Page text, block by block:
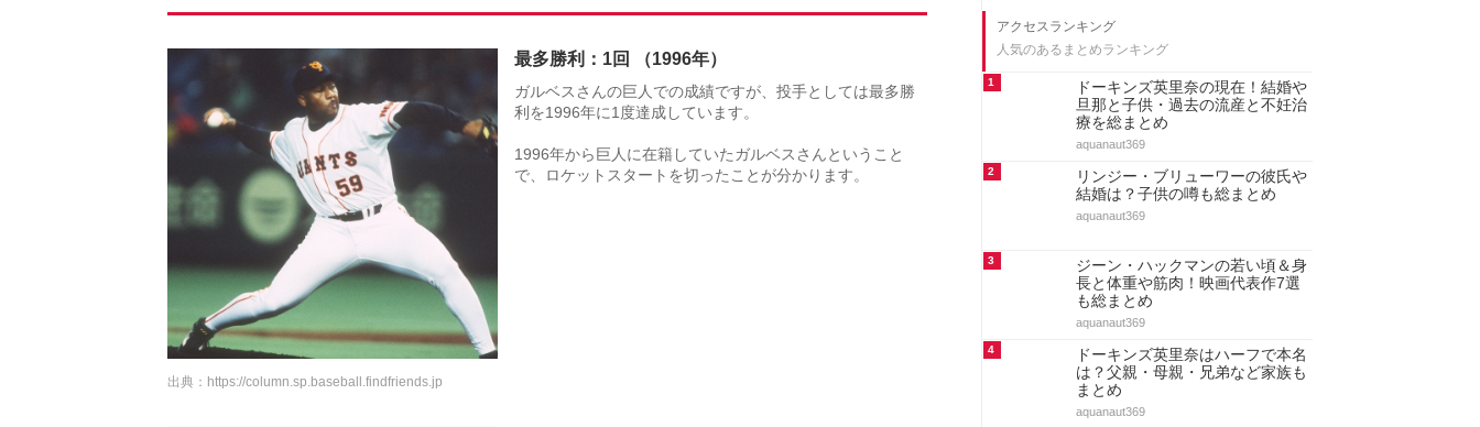
最多勝利：1回 （1996年）
ガルベスさんの巨人での成績ですが、投手としては最多勝
利を1996年に1度達成しています。
1996年から巨人に在籍していたガルベスさんということ
で、ロケットスタートを切ったことが分かります。
出典： https://column.sp.baseball.findfriends.jp
アクセスランキング
人気のあるまとめランキング
1
ドーキンズ英里奈の現在！結婚や
旦那と子供・過去の流産と不妊治
療を総まとめ
aquanaut369
2
リンジー・ブリューワーの彼氏や
結婚は？子供の噂も総まとめ
aquanaut369
3
ジーン・ハックマンの若い頃＆身
長と体重や筋肉！映画代表作7選
も総まとめ
aquanaut369
4
ドーキンズ英里奈はハーフで本名
は？父親・母親・兄弟など家族も
まとめ
aquanaut369